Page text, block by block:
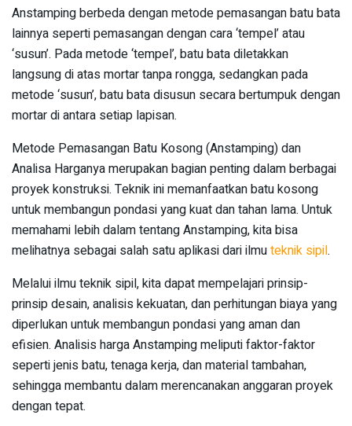
Anstamping berbeda dengan metode pemasangan batu bata
lainnya seperti pemasangan dengan cara ‘tempel’ atau
‘susun’. Pada metode ‘tempel’, batu bata diletakkan
langsung di atas mortar tanpa rongga, sedangkan pada
metode ‘susun’, batu bata disusun secara bertumpuk dengan
mortar di antara setiap lapisan.
Metode Pemasangan Batu Kosong (Anstamping) dan
Analisa Harganya merupakan bagian penting dalam berbagai
proyek konstruksi. Teknik ini memanfaatkan batu kosong
untuk membangun pondasi yang kuat dan tahan lama. Untuk
memahami lebih dalam tentang Anstamping, kita bisa
melihatnya sebagai salah satu aplikasi dari ilmuteknik sipil.
Melalui ilmu teknik sipil, kita dapat mempelajari prinsip-
prinsip desain, analisis kekuatan, dan perhitungan biaya yang
diperlukan untuk membangun pondasi yang aman dan
efisien. Analisis harga Anstamping meliputi faktor-faktor
seperti jenis batu, tenaga kerja, dan material tambahan,
sehingga membantu dalam merencanakan anggaran proyek
dengan tepat.